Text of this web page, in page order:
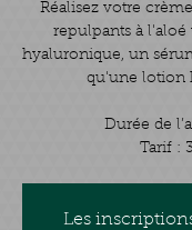
Réalisez votre
repulpants à l'aloé
hyaluronique, un
qu'une lotion
Durée de
Tarif :
Les